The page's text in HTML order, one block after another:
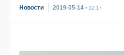
Новости 2019-05-14 • 12:17